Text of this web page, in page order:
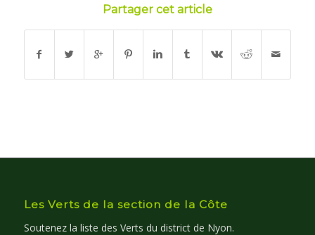
Partager cet article
Les Verts de la section de la Côte
Soutenez la liste des Verts du district de Nyon.